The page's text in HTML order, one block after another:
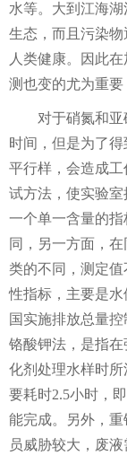
水等。大到江海
生态，而且污染
人类健康。因此
测也变的尤为重要
对于硝氮和
时间，但是为了
平行样，会造成
试方法，使实验
一个单一含量的
同，另一方面，
类的不同，测定
性指标，主要是
国实施排放总量
铬酸钾法，是指
化剂处理水样时
要耗时2.5小时，
能完成。另外，
员威胁较大，废液